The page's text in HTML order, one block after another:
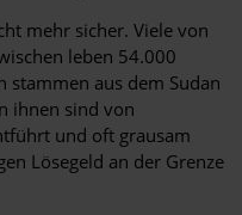
mehr sicher. Viele von
leben 54.000
stammen aus dem Sudan
ihnen sind von
und oft grausam
Lösegeld an der Grenze